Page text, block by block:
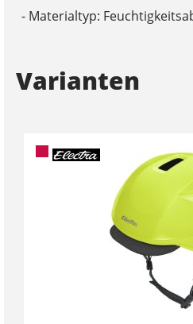
- Materialtyp:
Varianten